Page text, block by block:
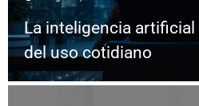
La inteligencia
del uso cotidiano